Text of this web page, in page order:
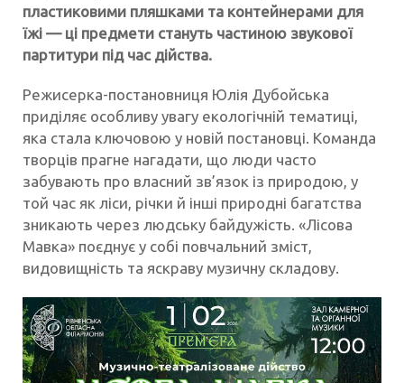
пластиковими пляшками та контейнерами для
їжі — ці предмети стануть частиною звукової
партитури під час дійства.
Режисерка-постановниця Юлія Дубойська
приділяє особливу увагу екологічній тематиці,
яка стала ключовою у новій постановці. Команда
творців прагне нагадати, що люди часто
забувають про власний зв’язок із природою, у
той час як ліси, річки й інші природні багатства
зникають через людську байдужість. «Лісова
Мавка» поєднує у собі повчальний зміст,
видовищність та яскраву музичну складову.